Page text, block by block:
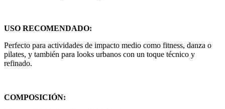
USO RECOMENDADO:
Perfecto para actividades de impacto medio como fitness, danza o
pilates, y también para looks urbanos con un toque técnico y
refinado.
COMPOSICIÓN: